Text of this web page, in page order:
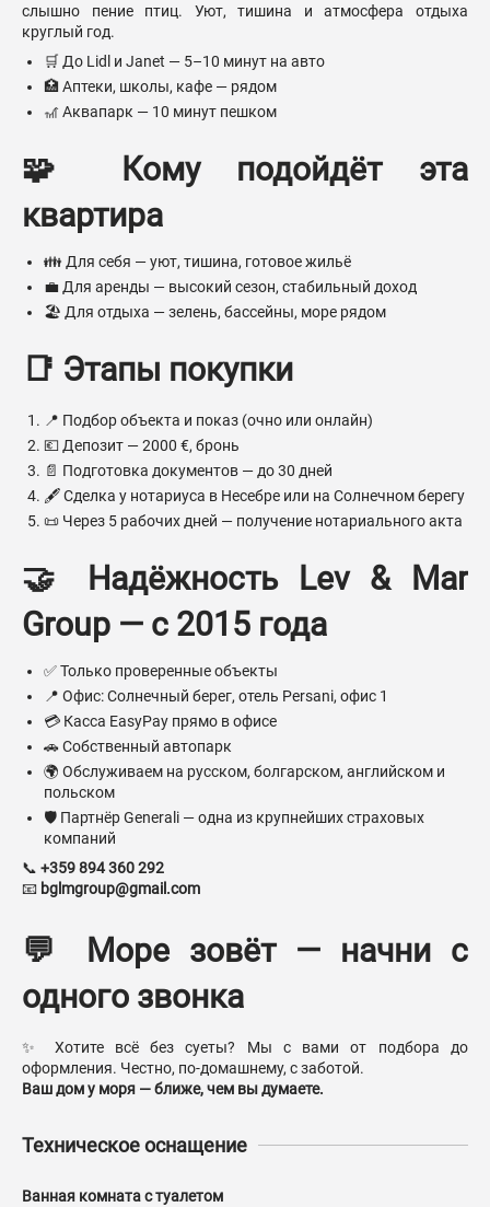
слышно пение птиц. Уют, тишина и атмосфера отдыха
круглый год.
🛒 До Lidl и Janet — 5–10 минут на авто
🏥 Аптеки, школы, кафе — рядом
🎢 Аквапарк — 10 минут пешком
🧩 Кому подойдёт эта
квартира
👪 Для себя — уют, тишина, готовое жильё
💼 Для аренды — высокий сезон, стабильный доход
🏖 Для отдыха — зелень, бассейны, море рядом
📑 Этапы покупки
📍 Подбор объекта и показ (очно или онлайн)
💶 Депозит — 2000 €, бронь
📄 Подготовка документов — до 30 дней
🖋 Сделка у нотариуса в Несебре или на Солнечном берегу
📜 Через 5 рабочих дней — получение нотариального акта
🤝 Надёжность Lev & Mar
Group — с 2015 года
✅ Только проверенные объекты
📍 Офис: Солнечный берег, отель Persani, офис 1
💳 Касса EasyPay прямо в офисе
🚗 Собственный автопарк
🌍 Обслуживаем на русском, болгарском, английском и
польском
🛡 Партнёр Generali — одна из крупнейших страховых
компаний
📞 +359 894 360 292
📧 bglmgroup@gmail.com
💬 Море зовёт — начни с
одного звонка
✨ Хотите всё без суеты? Мы с вами от подбора до
оформления. Честно, по-домашнему, с заботой.
Ваш дом у моря — ближе, чем вы думаете.
Техническое оснащение
Ванная комната с туалетом